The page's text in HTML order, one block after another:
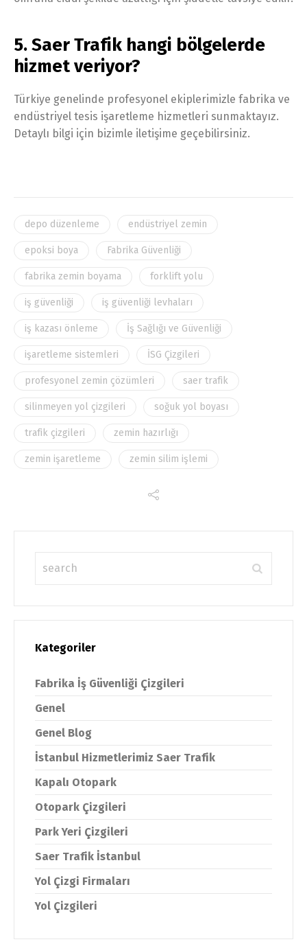
5. Saer Trafik hangi bölgelerde
hizmet veriyor?
Türkiye genelinde profesyonel ekiplerimizle fabrika ve
endüstriyel tesis işaretleme hizmetleri sunmaktayız.
Detaylı bilgi için bizimle iletişime geçebilirsiniz.
depo düzenleme endüstriyel zemin
epoksi boya Fabrika Güvenliği
fabrika zemin boyama forklift yolu
iş güvenliği iş güvenliği levhaları
iş kazası önleme İş Sağlığı ve Güvenliği
işaretleme sistemleri İSG Çizgileri
profesyonel zemin çözümleri saer trafik
silinmeyen yol çizgileri soğuk yol boyası
trafik çizgileri zemin hazırlığı
zemin işaretleme zemin silim işlemi
Kategoriler
Fabrika İş Güvenliği Çizgileri
Genel
Genel Blog
İstanbul Hizmetlerimiz Saer Trafik
Kapalı Otopark
Otopark Çizgileri
Park Yeri Çizgileri
Saer Trafik İstanbul
Yol Çizgi Firmaları
Yol Çizgileri